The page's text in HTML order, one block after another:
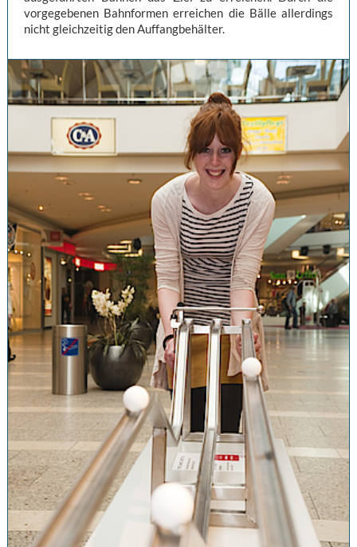
vorgegebenen Bahnformen erreichen die Bälle allerdings
nicht gleichzeitig den Auffangbehälter.